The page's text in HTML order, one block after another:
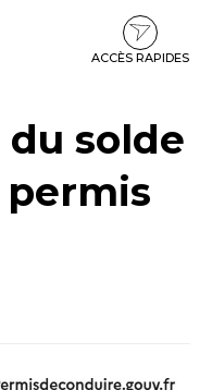
ACCÈS RAPIDES
solde